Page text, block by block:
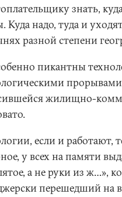
знать,
надо, туда и
разной степени
пикантны
жилищно-
если и работают,
у всех на памяти
а не руки из ж…»,
перешедший на